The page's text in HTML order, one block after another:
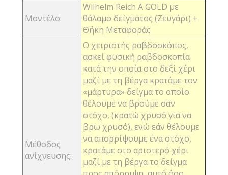
Μοντέλο:
Wilhelm Reich Α GOLD με
θάλαμο δείγματος (Ζευγάρι) +
Θήκη Μεταφοράς
Μέθοδος
ανίχνευσης:
Ο χειριστής ραβδοσκόπος,
ασκεί φυσική ραβδοσκοπία
κατά την οποία στο δεξί χέρι
μαζί με τη βέργα κρατάμε τον
«μάρτυρα» δείγμα το οποίο
θέλουμε να βρούμε σαν
στόχο, (κρατώ χρυσό για να
βρω χρυσό), ενώ εάν θέλουμε
να απορρίψουμε ένα στόχο,
κρατάμε στο αριστερό χέρι
μαζί με τη βέργα το δείγμα